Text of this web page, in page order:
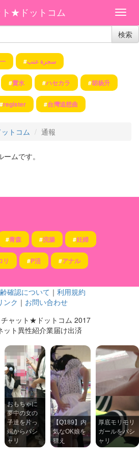
★ドットコム
検索
#سجرة عنب
#賣水 #ハセカラ #胡杨升
#register #台灣追想曲
トコム 通報
ムです。
#青森 #浣腸 #妊婦
リ #P活 #アナル
確認について ｜ 利用規約
ンク ｜ お問い合わせ
ャット★ドットコム 2017
ット異性紹介業届け出済
おもちゃに
夢中の女の
子達を片っ
端からパシ
ャリ
【Q189】内
気なOK娘を
狙え
厚底モリモリ
ガールをパシ
ャリ